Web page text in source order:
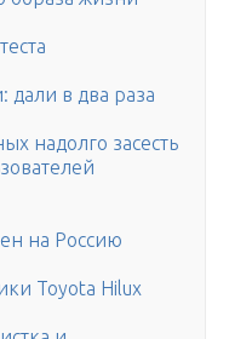
в два раза
надолго засесть
на Россию
Toyota Hilux